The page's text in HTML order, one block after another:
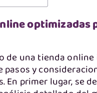
optimizadas
de una tienda
pasos y
En primer lugar, se